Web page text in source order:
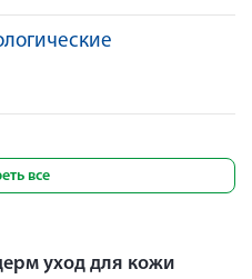
все
уход для кожи